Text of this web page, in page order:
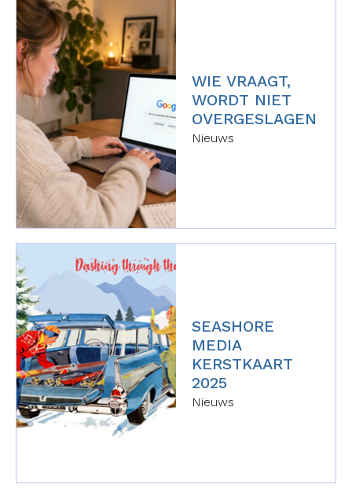
WIE VRAAGT,
WORDT NIET
OVERGESLAGEN
Nieuws
SEASHORE
MEDIA
KERSTKAART
2025
Nieuws